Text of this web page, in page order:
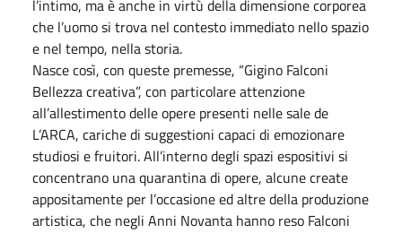
l’intimo, ma è anche in virtù della dimensione corporea
che l’uomo si trova nel contesto immediato nello spazio
e nel tempo, nella storia.
Nasce così, con queste premesse, “Gigino Falconi
Bellezza creativa”, con particolare attenzione
all’allestimento delle opere presenti nelle sale de
L’ARCA, cariche di suggestioni capaci di emozionare
studiosi e fruitori. All’interno degli spazi espositivi si
concentrano una quarantina di opere, alcune create
appositamente per l’occasione ed altre della produzione
artistica, che negli Anni Novanta hanno reso Falconi